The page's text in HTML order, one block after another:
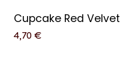
Cupcake Red Velvet
4,70 €